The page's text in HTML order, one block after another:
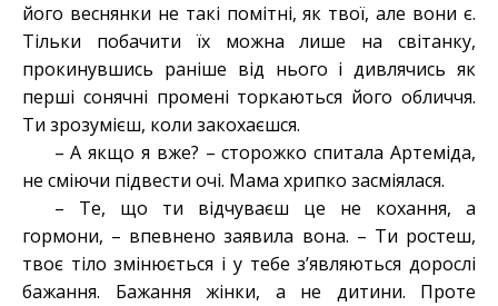
його веснянки не такі помітні, як твої, але вони є.
Тільки побачити їх можна лише на світанку,
прокинувшись раніше від нього і дивлячись як
перші сонячні промені торкаються його обличчя.
Ти зрозумієш, коли закохаєшся.
– А якщо я вже? – сторожко спитала Артеміда,
не сміючи підвести очі. Мама хрипко засміялася.
– Те, що ти відчуваєш це не кохання, а
гормони, – впевнено заявила вона. – Ти ростеш,
твоє тіло змінюється і у тебе з’являються дорослі
бажання. Бажання жінки, а не дитини. Проте